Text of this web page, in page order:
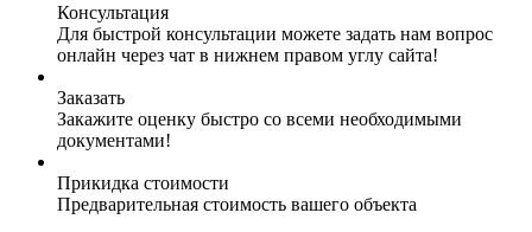
Консультация
Для быстрой консультации можете задать нам вопрос
онлайн через чат в нижнем правом углу сайта!
Заказать
Закажите оценку быстро со всеми необходимыми
документами!
Прикидка стоимости
Предварительная стоимость вашего объекта